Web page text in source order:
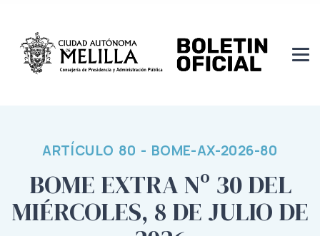
ARTÍCULO 80 - BOME-AX-2026-80
BOME EXTRA Nº 30 DEL
MIÉRCOLES, 8 DE JULIO DE